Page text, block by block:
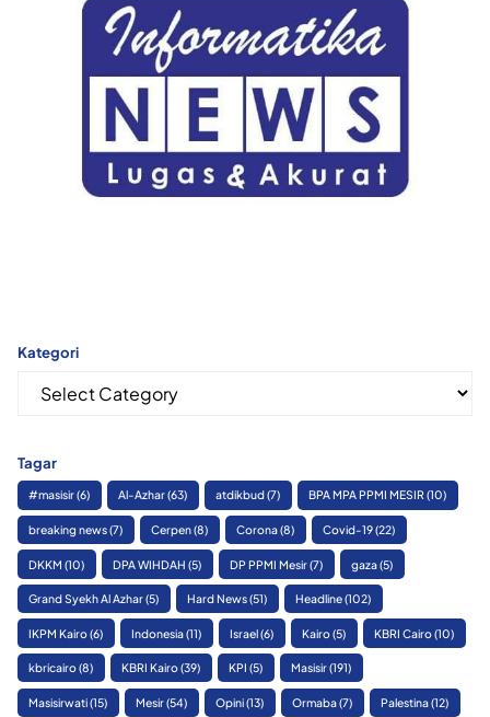
Kategori
Kategori
Tagar
#masisir(6) Al-Azhar(63) atdikbud(7) BPA MPA PPMI MESIR(10)
breaking news(7) Cerpen(8) Corona(8) Covid-19(22)
DKKM (10) DPA WIHDAH (5) DP PPMI Mesir(7) gaza(5)
Grand Syekh Al Azhar(5) Hard News(51) Headline(102)
IKPM Kairo(6) Indonesia(11) Israel(6) Kairo(5) KBRI Cairo(10)
kbricairo(8) KBRI Kairo(39) KPI (5) Masisir(191)
Masisirwati(15) Mesir(54) Opini(13) Ormaba(7) Palestina(12)